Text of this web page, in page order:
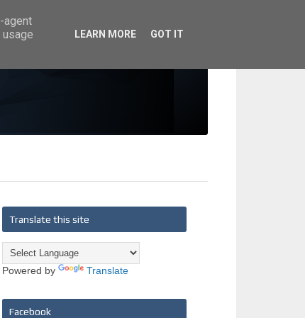
Translate this site
Powered by Translate
Facebook
agent
LEARN MORE GOT IT